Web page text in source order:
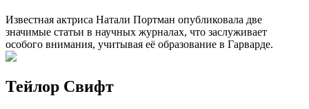
Известная актриса Натали Портман опубликовала две
значимые статьи в научных журналах, что заслуживает
особого внимания, учитывая её образование в Гарварде.
Тейлор Свифт